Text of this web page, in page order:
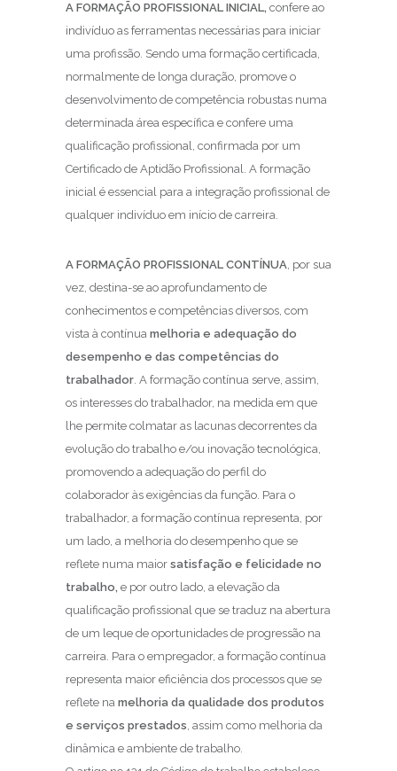
A FORMAÇÃO PROFISSIONAL INICIAL, confere ao
indivíduo as ferramentas necessárias para iniciar
uma profissão. Sendo uma formação certificada,
normalmente de longa duração, promove o
desenvolvimento de competência robustas numa
determinada área específica e confere uma
qualificação profissional, confirmada por um
Certificado de Aptidão Profissional. A formação
inicial é essencial para a integração profissional de
qualquer indivíduo em início de carreira.
A FORMAÇÃO PROFISSIONAL CONTÍNUA, por sua
vez, destina-se ao aprofundamento de
conhecimentos e competências diversos, com
vista à contínua melhoria e adequação do
desempenho e das competências do
trabalhador. A formação contínua serve, assim,
os interesses do trabalhador, na medida em que
lhe permite colmatar as lacunas decorrentes da
evolução do trabalho e/ou inovação tecnológica,
promovendo a adequação do perfil do
colaborador às exigências da função. Para o
trabalhador, a formação contínua representa, por
um lado, a melhoria do desempenho que se
reflete numa maior satisfação e felicidade no
trabalho, e por outro lado, a elevação da
qualificação profissional que se traduz na abertura
de um leque de oportunidades de progressão na
carreira. Para o empregador, a formação contínua
representa maior eficiência dos processos que se
reflete na melhoria da qualidade dos produtos
e serviços prestados, assim como melhoria da
dinâmica e ambiente de trabalho.